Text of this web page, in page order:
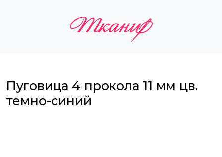
Пуговица 4 прокола 11 мм цв.
темно-синий